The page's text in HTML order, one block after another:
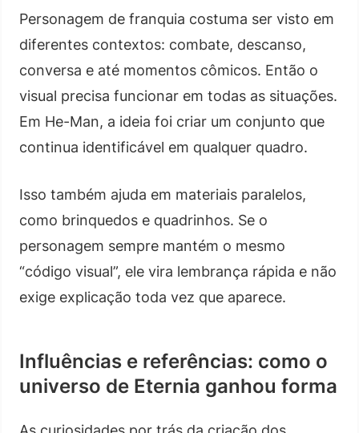
Personagem de franquia costuma ser visto em
diferentes contextos: combate, descanso,
conversa e até momentos cômicos. Então o
visual precisa funcionar em todas as situações.
Em He-Man, a ideia foi criar um conjunto que
continua identificável em qualquer quadro.
Isso também ajuda em materiais paralelos,
como brinquedos e quadrinhos. Se o
personagem sempre mantém o mesmo
“código visual”, ele vira lembrança rápida e não
exige explicação toda vez que aparece.
Influências e referências: como o
universo de Eternia ganhou forma